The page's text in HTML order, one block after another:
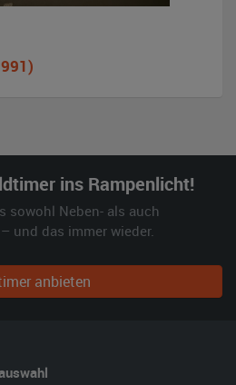
ins Rampenlicht!
sowohl Neben- als auch
und das immer wieder.
anbieten